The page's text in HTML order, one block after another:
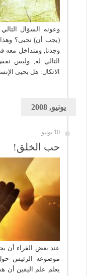
وعونه السؤال
(يجب أن) نحيى؟
وجدنا, ومتداخل معه
التالي له, وليس
الاتكال: هل يحيى
يونيو, 2008
10 يونيو
حب الخلق!
عند بعض القراء أن
موضوعه الرئيس
يعلم علم اليقين أن